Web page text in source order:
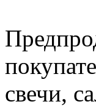
свечи,